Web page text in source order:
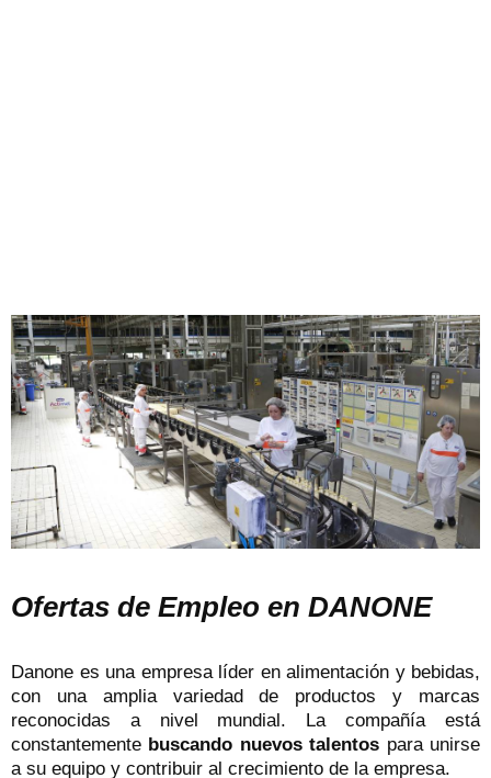
Ofertas de Empleo en DANONE
Danone es una empresa líder en alimentación y bebidas,
con una amplia variedad de productos y marcas
reconocidas a nivel mundial. La compañía está
constantemente buscando nuevos talentos para unirse
a su equipo y contribuir al crecimiento de la empresa.